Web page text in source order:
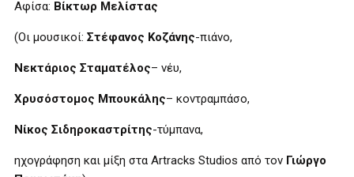
Αφίσα: Βίκτωρ Μελίστας
(Οι μουσικοί: Στέφανος Κοζάνης-πιάνο,
Νεκτάριος Σταματέλος– νέυ,
Χρυσόστομος Μπουκάλης– κοντραμπάσο,
Νίκος Σιδηροκαστρίτης-τύμπανα,
ηχογράφηση και μίξη στα Artracks Studios από τον Γιώργο